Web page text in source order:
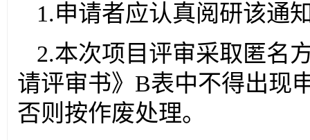
1.申请者应认真阅研该通
2.本次项目评审采取匿名
请评审书》B表中不得出现
否则按作废处理。